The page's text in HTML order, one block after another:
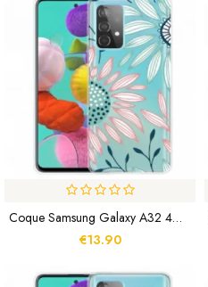
Coque Samsung Galaxy A32 4G Transparente Une Fleur
€13.90